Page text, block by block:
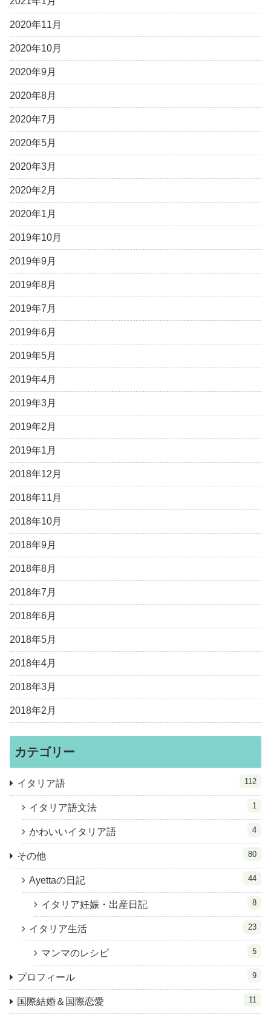
2020年11月
2020年10月
2020年9月
2020年8月
2020年7月
2020年5月
2020年3月
2020年2月
2020年1月
2019年10月
2019年9月
2019年8月
2019年7月
2019年6月
2019年5月
2019年4月
2019年3月
2019年2月
2019年1月
2018年12月
2018年11月
2018年10月
2018年9月
2018年8月
2018年7月
2018年6月
2018年5月
2018年4月
2018年3月
2018年2月
カテゴリー
イタリア語 112
イタリア語文法 1
かわいいイタリア語 4
その他 80
Ayettaの日記 44
イタリア妊娠・出産日記 8
イタリア生活 23
マンマのレシピ 5
プロフィール 9
国際結婚＆国際恋愛 11